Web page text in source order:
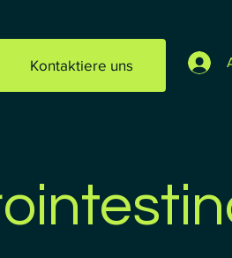
Kontaktiere uns